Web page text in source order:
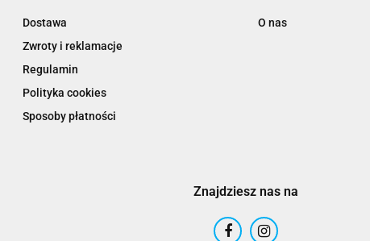
Dostawa
Zwroty i reklamacje
Regulamin
Polityka cookies
Sposoby płatności
O nas
Znajdziesz nas na